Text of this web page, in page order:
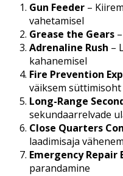
Gun Feeder –
vahetamisel
Grease the Gears
Adrenaline Rush –
kahanemisel
Fire Prevention
väiksem süttimisoht
Long-Range
sekundaarrelvade
Close Quarters
laadimisaja
Emergency Repair
parandamine